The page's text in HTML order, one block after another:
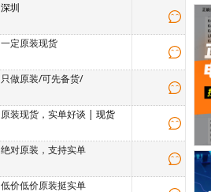
深圳
一定原装现货
只做原装/可先备货/
原装现货，实单好谈 | 现货
绝对原装，支持实单
低价低价原装挺实单